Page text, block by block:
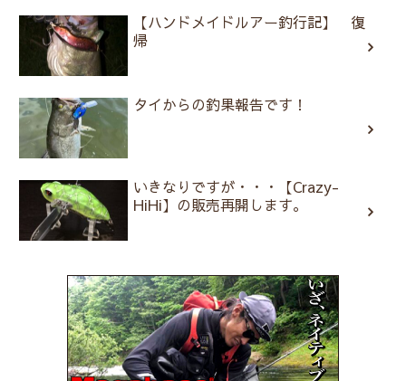
【ハンドメイドルアー釣行記】 復
帰
タイからの釣果報告です！
いきなりですが・・・【Crazy-
HiHi】の販売再開します。